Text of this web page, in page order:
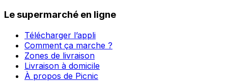
Le supermarché en ligne
Télécharger l’appli
Comment ça marche ?
Zones de livraison
Livraison à domicile
À propos de Picnic